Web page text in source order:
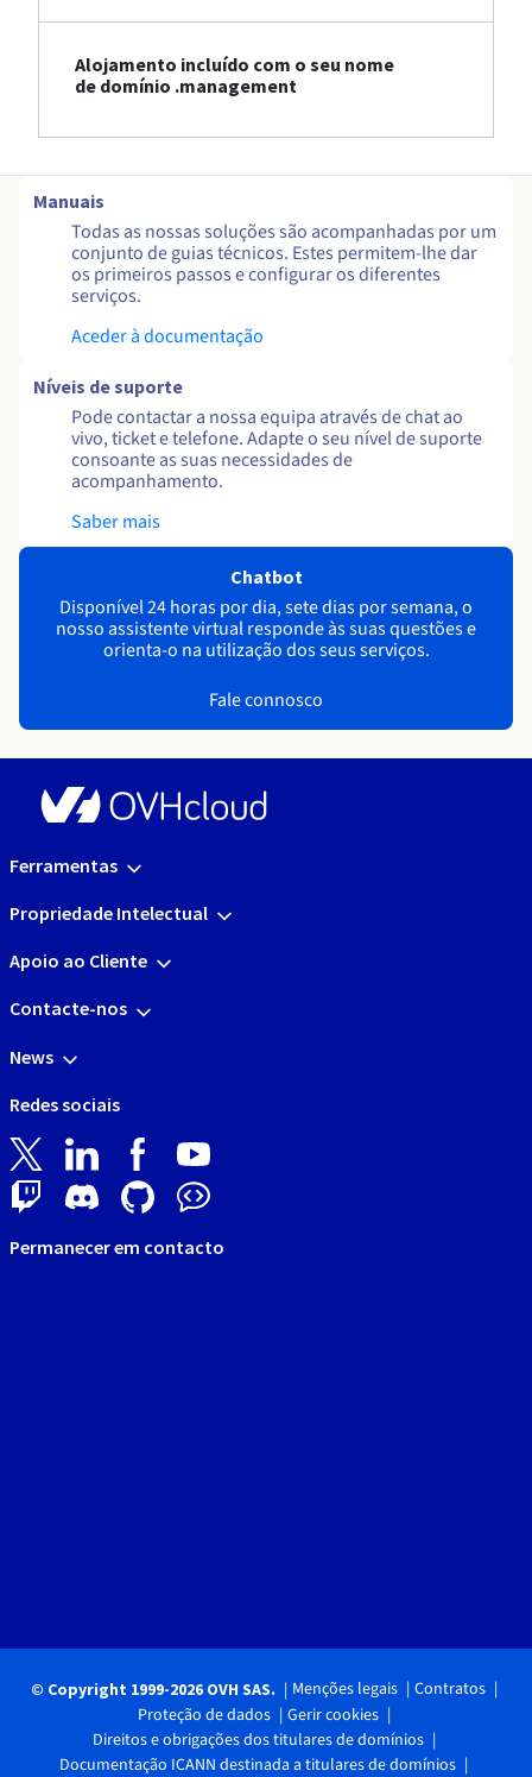
Alojamento incluído com o seu nome
de domínio .management
Manuais
Todas as nossas soluções são acompanhadas por um
conjunto de guias técnicos. Estes permitem-lhe dar
os primeiros passos e configurar os diferentes
serviços.
Aceder à documentação
Níveis de suporte
Pode contactar a nossa equipa através de chat ao
vivo, ticket e telefone. Adapte o seu nível de suporte
consoante as suas necessidades de
acompanhamento.
Saber mais
Chatbot
Disponível 24 horas por dia, sete dias por semana, o
nosso assistente virtual responde às suas questões e
orienta-o na utilização dos seus serviços.
Fale connosco
Ferramentas
Propriedade Intelectual
Apoio ao Cliente
Contacte-nos
News
Redes sociais
Permanecer em contacto
© Copyright 1999-2026 OVH SAS. Menções legais
Contratos
Proteção de dados
Gerir cookies
Direitos e obrigações dos titulares de domínios
Documentação ICANN destinada a titulares de domínios